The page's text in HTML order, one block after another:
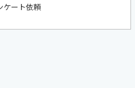
ケート依頼